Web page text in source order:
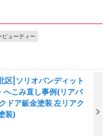
ビューティー
区|ソリオバンディット
へこみ直し事例(リアバ
ドア鈑金塗装 左リアク
装)